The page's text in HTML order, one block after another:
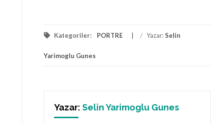
Kategoriler: PORTRE / Yazar:Selin
Yarimoglu Gunes
Yazar: Selin Yarimoglu Gunes